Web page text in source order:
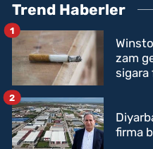
Trend Haberler
zam
sigara
1
firma
2